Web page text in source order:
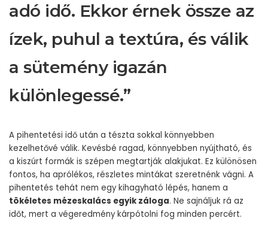
adó idő. Ekkor érnek össze az
ízek, puhul a textúra, és válik
a sütemény igazán
különlegessé.”
A pihentetési idő után a tészta sokkal könnyebben
kezelhetővé válik. Kevésbé ragad, könnyebben nyújtható, és
a kiszúrt formák is szépen megtartják alakjukat. Ez különösen
fontos, ha aprólékos, részletes mintákat szeretnénk vágni. A
pihentetés tehát nem egy kihagyható lépés, hanem a
tökéletes mézeskalács egyik záloga. Ne sajnáljuk rá az
időt, mert a végeredmény kárpótolni fog minden percért.